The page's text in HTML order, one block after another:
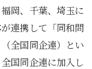
岡、千葉、埼玉に
連携して「同和問
全国同企連）とい
国同企連に加入し